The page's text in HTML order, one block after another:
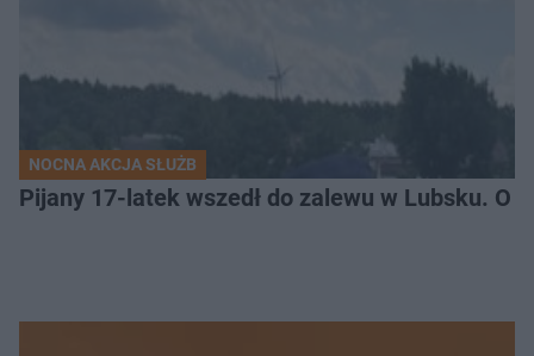
NOCNA AKCJA SŁUŻB
Pijany 17-latek wszedł do zalewu w Lubsku. O